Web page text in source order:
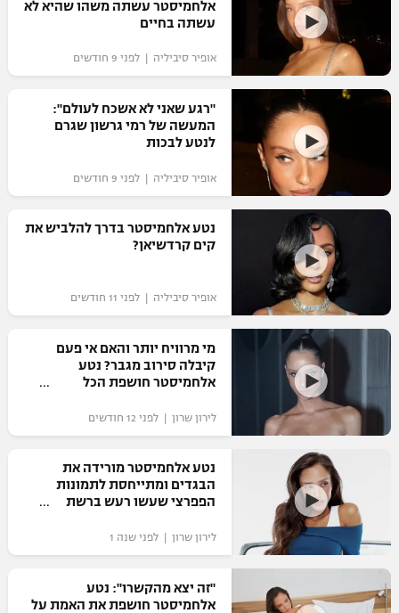
אלחמיסטר עשתה משהו שהיא לא
עשתה בחיים
אופיר סיביליה | לפני 9 חודשים
"‎רגע שאני לא אשכח לעולם":
המעשה של רמי גרשון שגרם
לנטע לבכות
אופיר סיביליה | לפני 9 חודשים
נטע אלחמיסטר בדרך להלביש את
קים קרדשיאן?
אופיר סיביליה | לפני 11 חודשים
מי מרוויח יותר והאם אי פעם
קיבלה סירוב מגבר? נטע
אלחמיסטר חושפת הכל
לירון שרון | לפני 12 חודשים
נטע אלחמיסטר מורידה את
הבגדים ומתייחסת לתמונות
הפפרצי שעשו רעש ברשת ‎
לירון שרון | לפני שנה 1
"זה יצא מהקשרו": נטע
אלחמיסטר חושפת את האמת על